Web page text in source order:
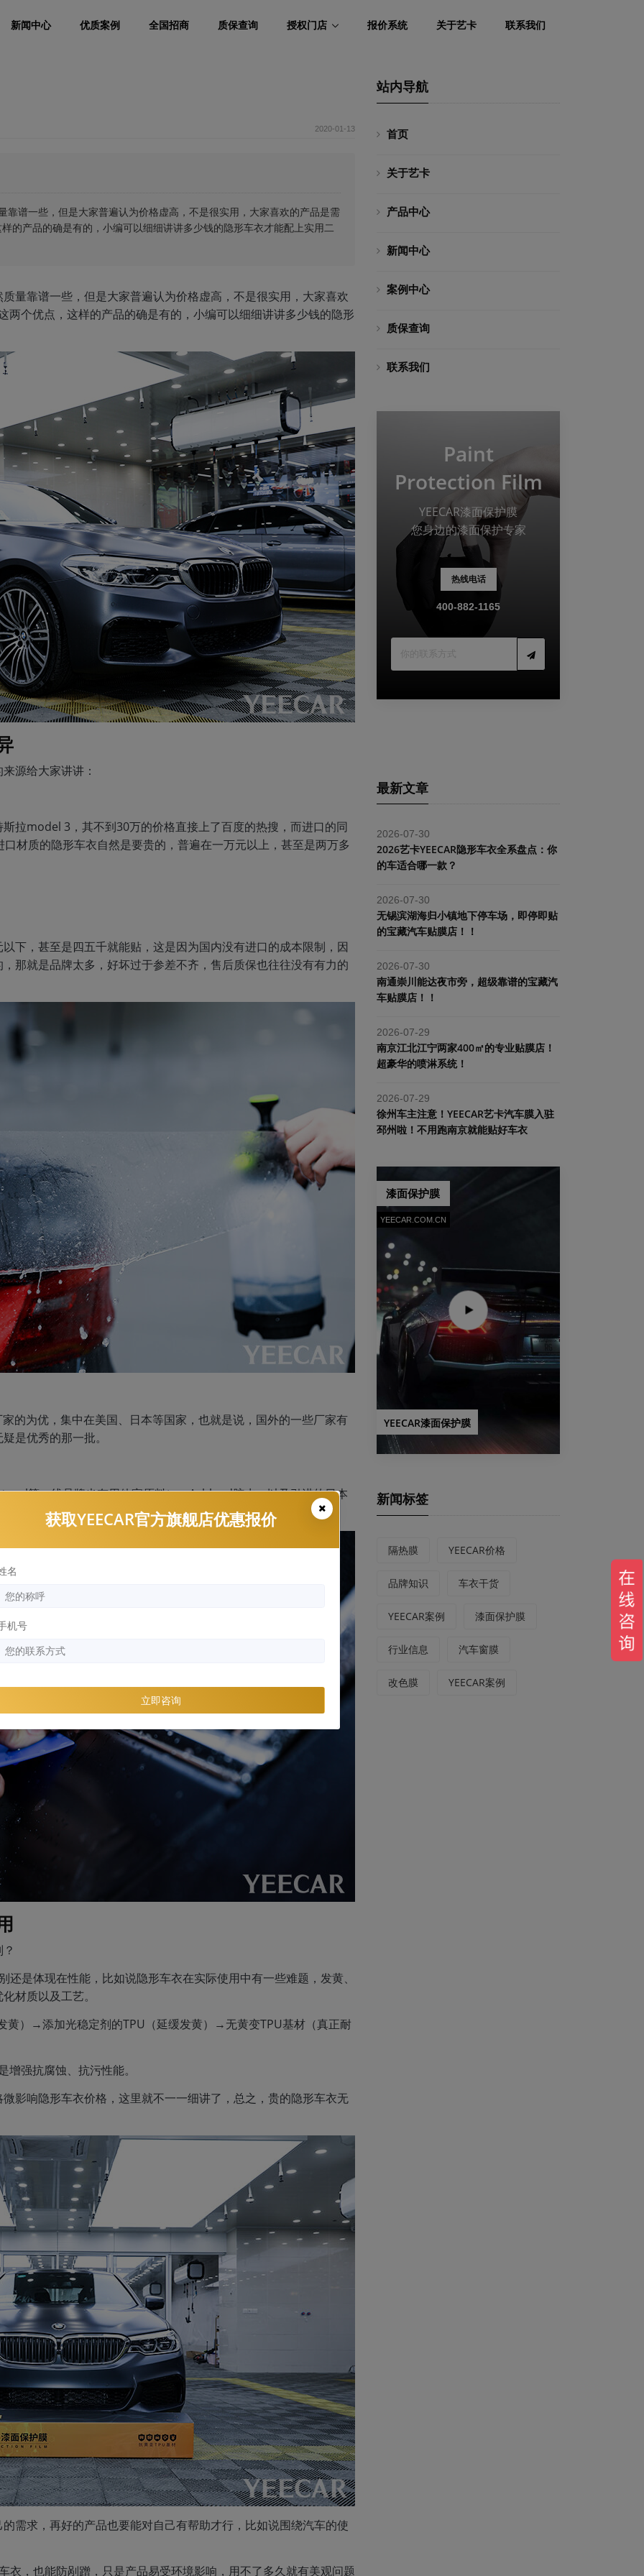
新闻中心 优质案例 全国招商 质保查询 授权门店 报价系统 关于艺卡 联系我们
2020-01-13
谱一些，但是大家普遍认为价格虚高，不是很实用，大家喜欢的产品是需
的产品的确是有的，小编可以细细讲讲多少钱的隐形车衣才能配上实用二
量靠谱一些，但是大家普遍认为价格虚高，不是很实用，大家喜欢
两个优点，这样的产品的确是有的，小编可以细细讲讲多少钱的隐形
源给大家讲讲：
拉model 3，其不到30万的价格直接上了百度的热搜，而进口的同
材质的隐形车衣自然是要贵的，普遍在一万元以上，甚至是两万多
下，甚至是四五千就能贴，这是因为国内没有进口的成本限制，因
那就是品牌太多，好坏过于参差不齐，售后质保也往往没有有力的
的为优，集中在美国、日本等国家，也就是说，国外的一些厂家有
是优秀的那一批。
xpel等一线品牌也有用他家原料）、Ashland胶水，以及引进的日本
还是体现在性能，比如说隐形车衣在实际使用中有一些难题，发黄、
材质以及工艺。
黄）→添加光稳定剂的TPU（延缓发黄）→无黄变TPU基材（真正耐
强抗腐蚀、抗污性能。
影响隐形车衣价格，这里就不一一细讲了，总之，贵的隐形车衣无
需求，再好的产品也要能对自己有帮助才行，比如说围绕汽车的使
衣，也能防剐蹭，只是产品易受环境影响，用不了多久就有美观问题
站内导航
首页
关于艺卡
产品中心
新闻中心
案例中心
质保查询
联系我们
Paint
Protection Film
YEECAR漆面保护膜
您身边的漆面保护专家
热线电话
400-882-1165
最新文章
2026-07-30
2026艺卡YEECAR隐形车衣全系盘点：你
的车适合哪一款？
2026-07-30
​无锡滨湖海归小镇地下停车场，即停即贴
的宝藏汽车贴膜店！！
2026-07-30
南通崇川能达夜市旁，超级靠谱的宝藏汽
车贴膜店！！
2026-07-29
南京江北江宁两家400㎡的专业贴膜店！
超豪华的喷淋系统！
2026-07-29
​徐州车主注意！YEECAR艺卡汽车膜入驻
邳州啦！不用跑南京就能贴好车衣
漆面保护膜
YEECAR.COM.CN
YEECAR漆面保护膜
新闻标签
隔热膜 YEECAR价格
品牌知识 车衣干货
YEECAR案例 漆面保护膜
行业信息 汽车窗膜
改色膜 YEECAR案例
获取YEECAR官方旗舰店优惠报价
名
机号
立即咨询